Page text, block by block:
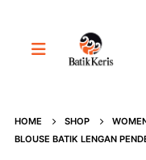
HOME SHOP
BLOUSE BATIK LENGAN
Adipati
Online